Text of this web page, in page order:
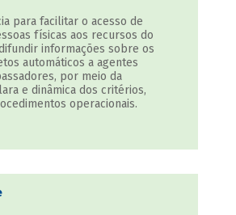
para facilitar o acesso de
físicas aos recursos do
informações sobre os
automáticos a agentes
por meio da
e dinâmica dos critérios,
operacionais.